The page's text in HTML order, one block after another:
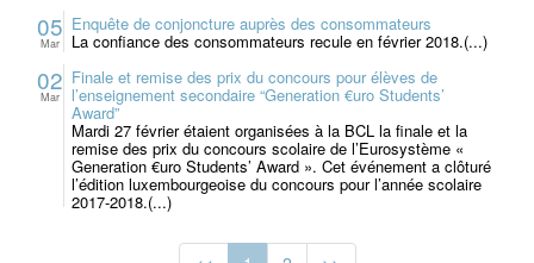
05
Mar
Enquête de conjoncture auprès des consommateurs
La confiance des consommateurs recule en février 2018.(...)
02
Mar
Finale et remise des prix du concours pour élèves de
l’enseignement secondaire “Generation €uro Students’
Award”
Mardi 27 février étaient organisées à la BCL la finale et la
remise des prix du concours scolaire de l’Eurosystème «
Generation €uro Students’ Award ». Cet événement a clôturé
l’édition luxembourgeoise du concours pour l’année scolaire
2017-2018.(...)